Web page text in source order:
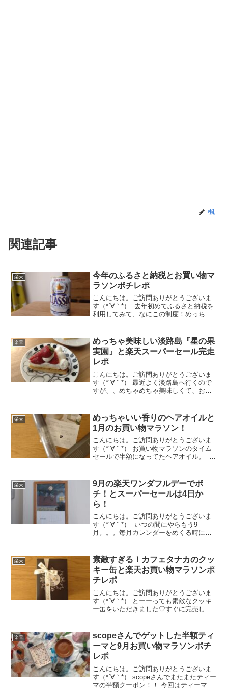
楓
関連記事
楽天
今年のふるさと納税とお買い物マ
ラソンポチレポ
こんにちは。ご訪問ありがとうございま
す（*´∀｀*） 去年初めてふるさと納税を
利用してみて、なにこの制度！めっちゃ
ってことでテンション上がってなんか調
子のって豪華な...
楽天
めっちゃ美味しい淡路島『星の果
実園』と楽天スーパーセール完走
レポ
こんにちは。ご訪問ありがとうございま
す（*´∀｀*） 最近よく淡路島へ行くので
すが、、めちゃめちゃ美味しくて、お気
農園を持ってるらしくいちごがめちゃめ
ちゃ甘くて...
楽天
めっちゃいい香りのヘアオイルと
1月のお買い物マラソン！
こんにちは。ご訪問ありがとうございま
す（*´∀｀*） お買い物マラソンのタイム
セールで半額になってたヘアオイル。 こ
が良さげやったので期待してました
が、、、もうめち...
楽天
9月の楽天ワンダフルデーでポ
チ！とスーパーセールは4日か
ら！
こんにちは。ご訪問ありがとうございま
す（*´∀｀*） いつの間にやらもう9
月。。。毎月カレンダーをめくる時に思
報が出始めてますね～！私も今日『北
欧、暮らしの...
楽天
素敵すぎる！カフェタナカのクッ
キー缶と楽天お買い物マラソンポ
チレポ
こんにちは。ご訪問ありがとうございま
す（*´∀｀*） とーーっても素敵なクッキ
ー缶をいただきました♡すぐに完売して
（*´∀｀*） サクサクでめちゃ美味し
い！！こんな美...
楽天
scopeさんでゲットした半額ティ
ーマと9月お買い物マラソンポチ
レポ
こんにちは。ご訪問ありがとうございま
す（*´∀｀*） scopeさんでまたまたティー
マの半額クーポン！！ 今回はティーマ12